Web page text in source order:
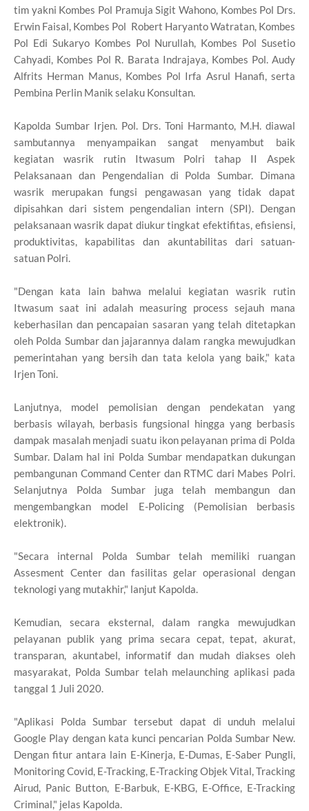
tim yakni Kombes Pol Pramuja Sigit Wahono, Kombes Pol Drs.
Erwin Faisal, Kombes Pol Robert Haryanto Watratan, Kombes
Pol Edi Sukaryo Kombes Pol Nurullah, Kombes Pol Susetio
Cahyadi, Kombes Pol R. Barata Indrajaya, Kombes Pol. Audy
Alfrits Herman Manus, Kombes Pol Irfa Asrul Hanafi, serta
Pembina Perlin Manik selaku Konsultan.
Kapolda Sumbar Irjen. Pol. Drs. Toni Harmanto, M.H. diawal
sambutannya menyampaikan sangat menyambut baik
kegiatan wasrik rutin Itwasum Polri tahap II Aspek
Pelaksanaan dan Pengendalian di Polda Sumbar. Dimana
wasrik merupakan fungsi pengawasan yang tidak dapat
dipisahkan dari sistem pengendalian intern (SPI). Dengan
pelaksanaan wasrik dapat diukur tingkat efektifitas, efisiensi,
produktivitas, kapabilitas dan akuntabilitas dari satuan-
satuan Polri.
"Dengan kata lain bahwa melalui kegiatan wasrik rutin
Itwasum saat ini adalah measuring process sejauh mana
keberhasilan dan pencapaian sasaran yang telah ditetapkan
oleh Polda Sumbar dan jajarannya dalam rangka mewujudkan
pemerintahan yang bersih dan tata kelola yang baik," kata
Irjen Toni.
Lanjutnya, model pemolisian dengan pendekatan yang
berbasis wilayah, berbasis fungsional hingga yang berbasis
dampak masalah menjadi suatu ikon pelayanan prima di Polda
Sumbar. Dalam hal ini Polda Sumbar mendapatkan dukungan
pembangunan Command Center dan RTMC dari Mabes Polri.
Selanjutnya Polda Sumbar juga telah membangun dan
mengembangkan model E-Policing (Pemolisian berbasis
elektronik).
"Secara internal Polda Sumbar telah memiliki ruangan
Assesment Center dan fasilitas gelar operasional dengan
teknologi yang mutakhir," lanjut Kapolda.
Kemudian, secara eksternal, dalam rangka mewujudkan
pelayanan publik yang prima secara cepat, tepat, akurat,
transparan, akuntabel, informatif dan mudah diakses oleh
masyarakat, Polda Sumbar telah melaunching aplikasi pada
tanggal 1 Juli 2020.
"Aplikasi Polda Sumbar tersebut dapat di unduh melalui
Google Play dengan kata kunci pencarian Polda Sumbar New.
Dengan fitur antara lain E-Kinerja, E-Dumas, E-Saber Pungli,
Monitoring Covid, E-Tracking, E-Tracking Objek Vital, Tracking
Airud, Panic Button, E-Barbuk, E-KBG, E-Office, E-Tracking
Criminal," jelas Kapolda.